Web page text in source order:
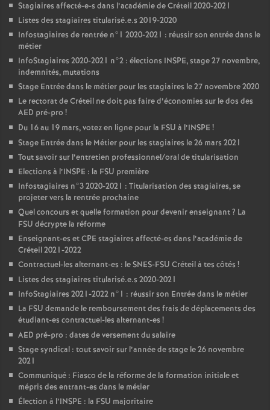
Stagiaires affecté-e-s dans l’académie de Créteil 2020-2021
Listes des stagiaires titularisé.e.s 2019-2020
Infostagiaires de rentrée n°1 2020-2021 : réussir son entrée dans le
métier
InfoStagiaires 2020-2021 n°2 : élections INSPE, stage 27 novembre,
indemnités, mutations
Stage Entrée dans le métier pour les stagiaires le 27 novembre 2020
Le rectorat de Créteil ne doit pas faire d’économies sur le dos des
AED pré-pro !
Du 16 au 19 mars, votez en ligne pour la FSU à l’INSPE !
Stage Entrée dans le Métier pour les stagiaires le 26 mars 2021
Tout savoir sur l’entretien professionnel/oral de titularisation
Elections à l’INSPE : la FSU première
Infostagiaires n°3 2020-2021 : Titularisation des stagiaires, se
projeter vers la rentrée prochaine
Quel concours et quelle formation pour devenir enseignant? La
FSU décrypte la réforme
Enseignant-es etCPE stagiaires affecté-es dans l’académie de
Créteil 2021-2022
Contractuel-les alternant-es : leSNES-FSU Créteil à tes côtés !
Listes des stagiaires titularisé.e.s 2020-2021
InfoStagiaires 2021-2022 n°1 : réussir son Entrée dans le métier
La FSU demande le remboursement des frais de déplacements des
étudiant-es contractuel-les alternant-es !
AED pré-pro : dates de versement du salaire
Stage syndical : tout savoir sur l’année de stage le 26 novembre
2021
Communiqué : Fiasco de la réforme de la formation initiale et
mépris des entrant-es dans le métier
Élection à l’INSPE : la FSU majoritaire